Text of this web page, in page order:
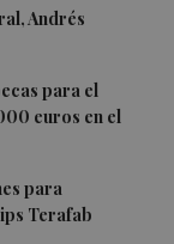
Andrés
para el
euros en el
para
Terafab